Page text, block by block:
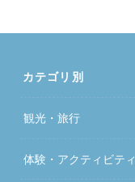
カテゴリ別
観光・旅行
体験・アクティビティ